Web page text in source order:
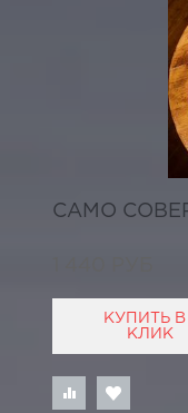
САМО
КУПИТЬ В
КЛИК